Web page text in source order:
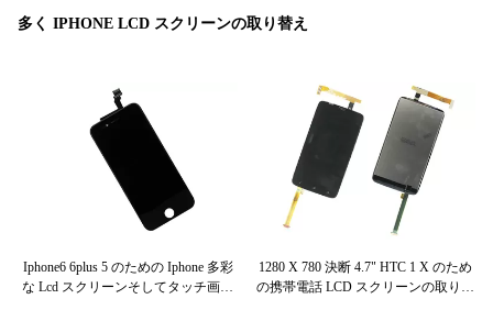
多く IPHONE LCD スクリーンの取り替え
Iphone6 6plus 5 のための Iphone 多彩
な Lcd スクリーンそしてタッチ画面
1280 X 780 決断 4.7" HTC 1 X のため
の携帯電話 LCD スクリーンの取り替